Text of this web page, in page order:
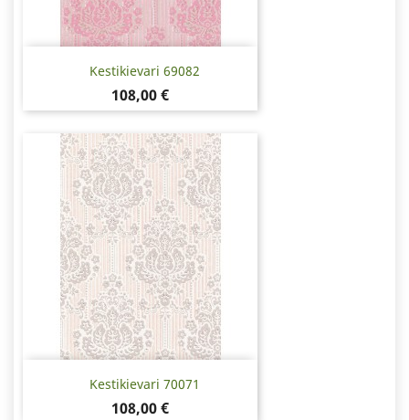
Kestikievari 69082
Hinta
108,00 €
Kestikievari 70071
Hinta
108,00 €